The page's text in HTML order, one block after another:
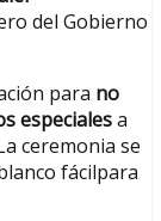
del Gobierno
para no
especialesa
ceremonia se
fácilpara